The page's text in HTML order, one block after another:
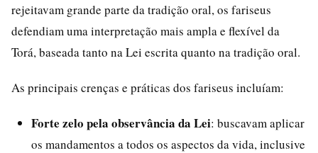
rejeitavam grande parte da tradição oral, os fariseus
defendiam uma interpretação mais ampla e flexível da
Torá, baseada tanto na Lei escrita quanto na tradição oral.
As principais crenças e práticas dos fariseus incluíam:
Forte zelo pela observância da Lei: buscavam aplicar
os mandamentos a todos os aspectos da vida, inclusive